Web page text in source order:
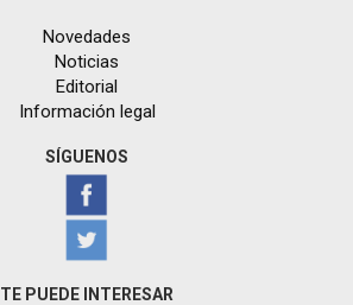
Novedades
Noticias
Editorial
Información legal
SÍGUENOS
TE PUEDE INTERESAR